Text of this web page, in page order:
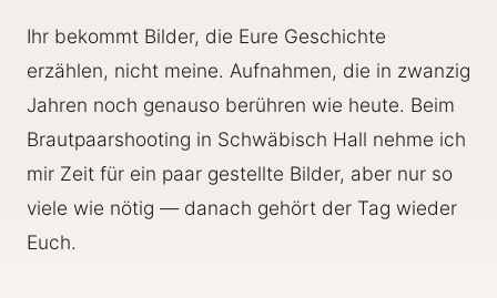
Ihr bekommt Bilder, die Eure Geschichte
erzählen, nicht meine. Aufnahmen, die in zwanzig
Jahren noch genauso berühren wie heute. Beim
Brautpaarshooting in Schwäbisch Hall nehme ich
mir Zeit für ein paar gestellte Bilder, aber nur so
viele wie nötig — danach gehört der Tag wieder
Euch.